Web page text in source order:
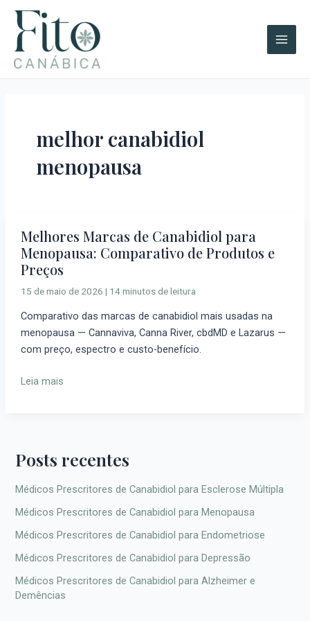
para
conteúdo
melhor canabidiol
menopausa
Melhores Marcas de Canabidiol para
Menopausa: Comparativo de Produtos e
Preços
15 de maio de 2026 | 14 minutos de leitura
Comparativo das marcas de canabidiol mais usadas na
menopausa — Cannaviva, Canna River, cbdMD e Lazarus —
com preço, espectro e custo-benefício.
Melhores
Marcas
de
Canabidiol
Menopausa:
Comparativo
de
e
Leia mais
Posts recentes
Médicos Prescritores de Canabidiol para Esclerose Múltipla
Médicos Prescritores de Canabidiol para Menopausa
Médicos Prescritores de Canabidiol para Endometriose
Médicos Prescritores de Canabidiol para Depressão
Médicos Prescritores de Canabidiol para Alzheimer e
Demências
A
r
q
u